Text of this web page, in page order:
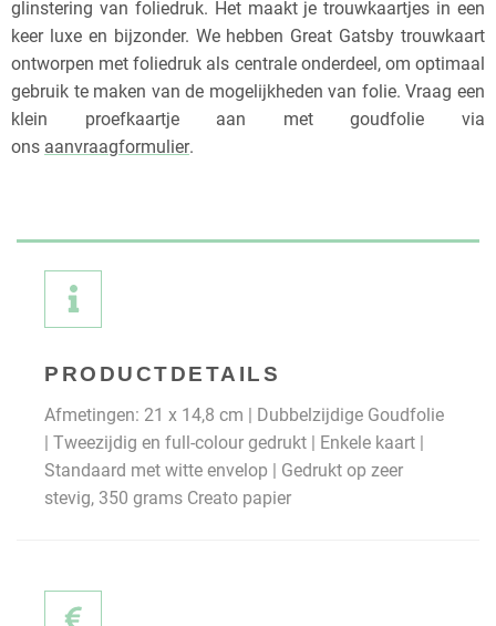
glinstering van foliedruk. Het maakt je trouwkaartjes in een
keer luxe en bijzonder. We hebben Great Gatsby trouwkaart
ontworpen met foliedruk als centrale onderdeel, om optimaal
gebruik te maken van de mogelijkheden van folie. Vraag een
klein proefkaartje aan met goudfolie via
ons aanvraagformulier.
PRODUCTDETAILS
Afmetingen: 21 x 14,8 cm | Dubbelzijdige Goudfolie
| Tweezijdig en full-colour gedrukt | Enkele kaart |
Standaard met witte envelop | Gedrukt op zeer
stevig, 350 grams Creato papier